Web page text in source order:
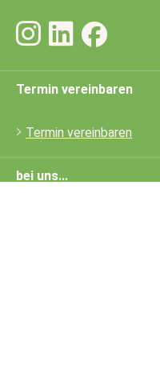
Termin vereinbaren
Termin vereinbaren
bei uns...